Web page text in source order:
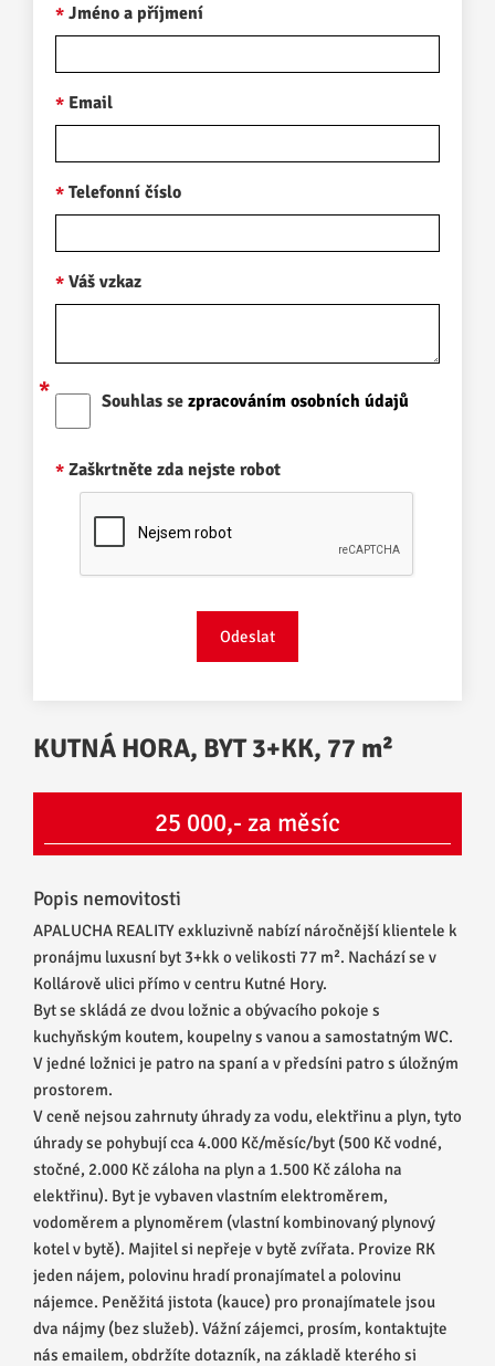
Jméno a příjmení
Email
Telefonní číslo
Váš vzkaz
Souhlas se zpracováním osobních údajů
Zaškrtněte zda nejste robot
KUTNÁ HORA, BYT 3+KK, 77 m²
25 000,- za měsíc
Popis nemovitosti
APALUCHA REALITY exkluzivně nabízí náročnější klientele k
pronájmu luxusní byt 3+kk o velikosti 77 m². Nachází se v
Kollárově ulici přímo v centru Kutné Hory.
Byt se skládá ze dvou ložnic a obývacího pokoje s
kuchyňským koutem, koupelny s vanou a samostatným WC.
V jedné ložnici je patro na spaní a v předsíni patro s úložným
prostorem.
V ceně nejsou zahrnuty úhrady za vodu, elektřinu a plyn, tyto
úhrady se pohybují cca 4.000 Kč/měsíc/byt (500 Kč vodné,
stočné, 2.000 Kč záloha na plyn a 1.500 Kč záloha na
elektřinu). Byt je vybaven vlastním elektroměrem,
vodoměrem a plynoměrem (vlastní kombinovaný plynový
kotel v bytě). Majitel si nepřeje v bytě zvířata. Provize RK
jeden nájem, polovinu hradí pronajímatel a polovinu
nájemce. Peněžitá jistota (kauce) pro pronajímatele jsou
dva nájmy (bez služeb). Vážní zájemci, prosím, kontaktujte
nás emailem, obdržíte dotazník, na základě kterého si